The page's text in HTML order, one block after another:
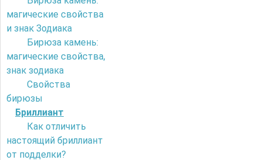
магические свойства
и знак Зодиака
Бирюза камень:
магические свойства,
знак зодиака
Свойства
бирюзы
Бриллиант
Как отличить
настоящий бриллиант
от подделки?